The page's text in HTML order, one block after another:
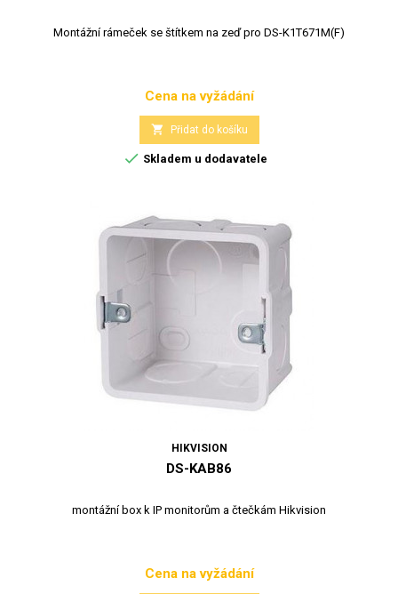
Montážní rámeček se štítkem na zeď pro DS-K1T671M(F)
Cena
Cena na vyžádání
 Přidat do košíku
 Skladem u dodavatele
HIKVISION
DS-KAB86
montážní box k IP monitorům a čtečkám Hikvision
Cena
Cena na vyžádání